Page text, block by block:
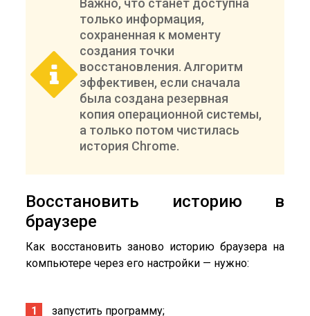
Важно, что станет доступна
только информация,
сохраненная к моменту
создания точки
восстановления. Алгоритм
эффективен, если сначала
была создана резервная
копия операционной системы,
а только потом чистилась
история Chrome.
Восстановить историю в
браузере
Как восстановить заново историю браузера на
компьютере через его настройки — нужно:
запустить программу;